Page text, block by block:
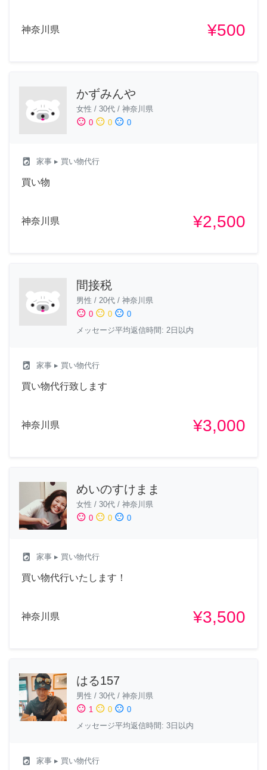
神奈川県 ¥500
かずみんや
女性 / 30代 / 神奈川県
sentiment_satisfied 0 sentiment_neutral 0 sentiment_dissatisfied 0
local_laundry_service 家事 ▸ 買い物代行
買い物
神奈川県 ¥2,500
間接税
男性 / 20代 / 神奈川県
sentiment_satisfied 0 sentiment_neutral 0 sentiment_dissatisfied 0
メッセージ平均返信時間: 2日以内
local_laundry_service 家事 ▸ 買い物代行
買い物代行致します
神奈川県 ¥3,000
めいのすけまま
女性 / 30代 / 神奈川県
sentiment_satisfied 0 sentiment_neutral 0 sentiment_dissatisfied 0
local_laundry_service 家事 ▸ 買い物代行
買い物代行いたします！
神奈川県 ¥3,500
はる157
男性 / 30代 / 神奈川県
sentiment_satisfied 1 sentiment_neutral 0 sentiment_dissatisfied 0
メッセージ平均返信時間: 3日以内
local_laundry_service 家事 ▸ 買い物代行